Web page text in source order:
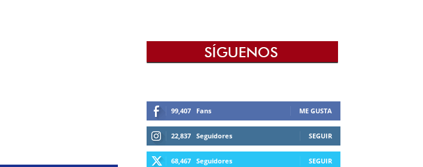
99,407 Fans ME GUSTA
22,837 Seguidores SEGUIR
68,467 Seguidores SEGUIR